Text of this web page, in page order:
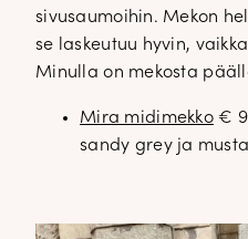
sivusaumoihin. Mekon
se laskeutuu hyvin,
Minulla on mekosta
Mira midimekko€
sandy grey ja musta